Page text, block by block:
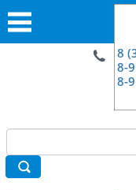
8
8-
8-